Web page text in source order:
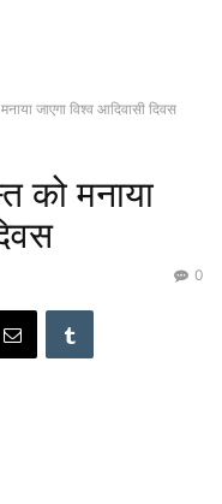
जाएगा विश्व आदिवासी दिवस
को मनाया
0